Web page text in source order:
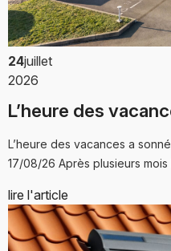
24juillet
2026
L’heure des
L’heure des vacances a
17/08/26 Après plusieurs
lire l'article